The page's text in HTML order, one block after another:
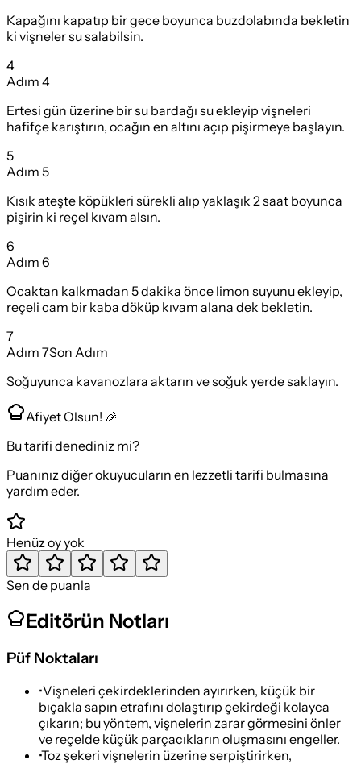
Kapağını kapatıp bir gece boyunca buzdolabında bekletin
ki vişneler su salabilsin.
4
Adım 4
Ertesi gün üzerine bir su bardağı su ekleyip vişneleri
hafifçe karıştırın, ocağın en altını açıp pişirmeye başlayın.
5
Adım 5
Kısık ateşte köpükleri sürekli alıp yaklaşık 2 saat boyunca
pişirin ki reçel kıvam alsın.
6
Adım 6
Ocaktan kalkmadan 5 dakika önce limon suyunu ekleyip,
reçeli cam bir kaba döküp kıvam alana dek bekletin.
7
Adım 7Son Adım
Soğuyunca kavanozlara aktarın ve soğuk yerde saklayın.
Afiyet Olsun! 🎉
Bu tarifi denediniz mi?
Puanınız diğer okuyucuların en lezzetli tarifi bulmasına
yardım eder.
Henüz oy yok
Sen de puanla
Editörün Notları
Püf Noktaları
•Vişneleri çekirdeklerinden ayırırken, küçük bir
bıçakla sapın etrafını dolaştırıp çekirdeği kolayca
çıkarın; bu yöntem, vişnelerin zarar görmesini önler
ve reçelde küçük parçacıkların oluşmasını engeller.
•Toz şekeri vişnelerin üzerine serpiştirirken,